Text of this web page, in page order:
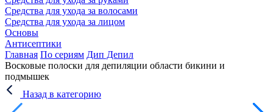
Средства для ухода за волосами
Средства для ухода за лицом
Основы
Антисептики
Главная По сериям Дип Депил
Восковые полоски для депиляции области бикини и
подмышек
Назад в категорию